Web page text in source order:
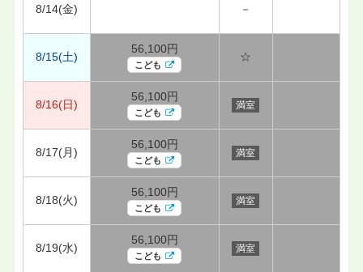
8/14(金) －
8/15(土)
56,100円
こども
☆
8/16(日)
56,100円
こども
満室
8/17(月)
56,100円
こども
満室
8/18(火)
56,100円
こども
満室
8/19(水)
56,100円
こども
満室